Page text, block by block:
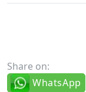
Share on:
WhatsApp